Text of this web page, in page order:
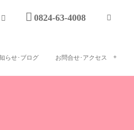
0824-63-4008
らせ･ブログ お問合せ･アクセス